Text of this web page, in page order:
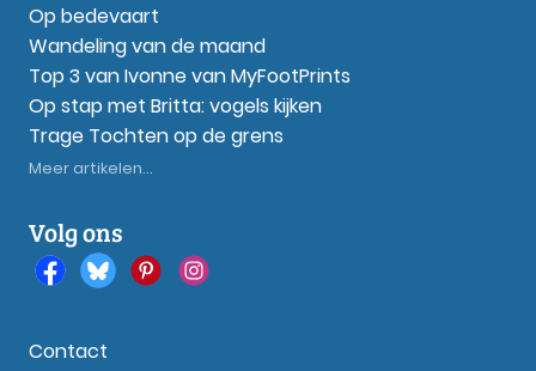
Op bedevaart
Wandeling van de maand
Top 3 van Ivonne van MyFootPrints
Op stap met Britta: vogels kijken
Trage Tochten op de grens
Meer artikelen...
Volg ons
Contact